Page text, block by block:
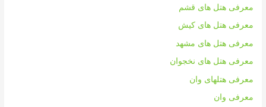
معرفی هتل های قشم
معرفی هتل های کیش
معرفی هتل های مشهد
معرفی هتل های نخجوان
معرفی هتلهای وان
معرفی وان